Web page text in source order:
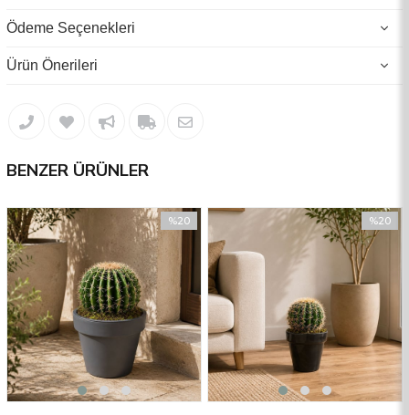
Ödeme Seçenekleri
Ürün Önerileri
BENZER ÜRÜNLER
%20
%20İndirim
%20
İndirim